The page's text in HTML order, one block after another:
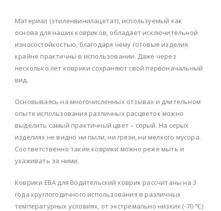
Материал (этиленвинилацетат), используемый как
основа для наших ковриков, обладает исключительной
износостойкостью, благодаря чему готовые изделия
крайне практичны в использовании. Даже через
несколько лет коврики сохраняют свой первоначальный
вид.
Основываясь на многочисленных отзывах и длительном
опыте использования различных расцветок можно
выделить самый практичный цвет – серый. На серых
изделиях не видно ни пыли, ни грязи, ни мелкого мусора.
Соответственно такие коврики можно реже мыть и
ухаживать за ними.
Коврики ЕВА для Водительский коврик рассчитаны на 3
года круглогодичного использования в различных
температурных условиях, от экстремально низких (-70 ℃)